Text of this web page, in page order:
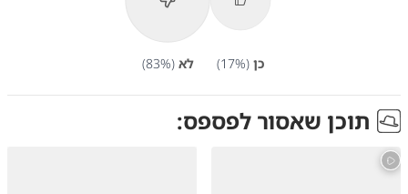
כן (
17%) לא (
83%)
תוכן שאסור לפספס: